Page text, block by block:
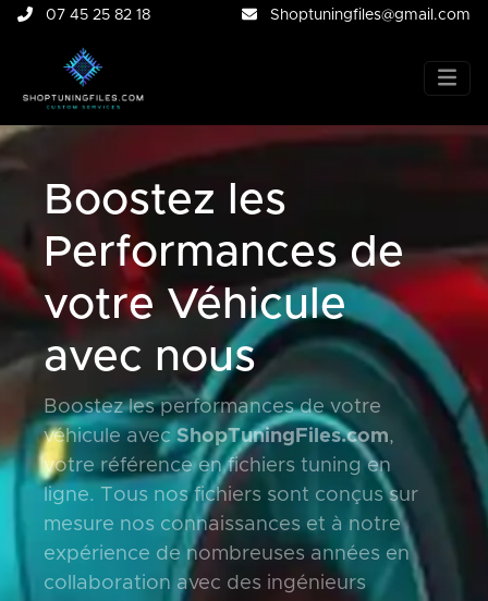
07 45 25 82 18 Shoptuningfiles@gmail.com
Boostez les
Performances de
votre Véhicule
avec nous
Boostez les performances de votre
véhicule avec ShopTuningFiles.com,
votre référence en fichiers tuning en
ligne. Tous nos fichiers sont conçus sur
mesure nos connaissances et à notre
expérience de nombreuses années en
collaboration avec des ingénieurs